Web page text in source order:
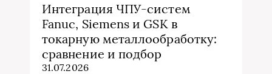
Интеграция ЧПУ-систем
Fanuc, Siemens и GSK в
токарную металлообработку:
сравнение и подбор
31.07.2026